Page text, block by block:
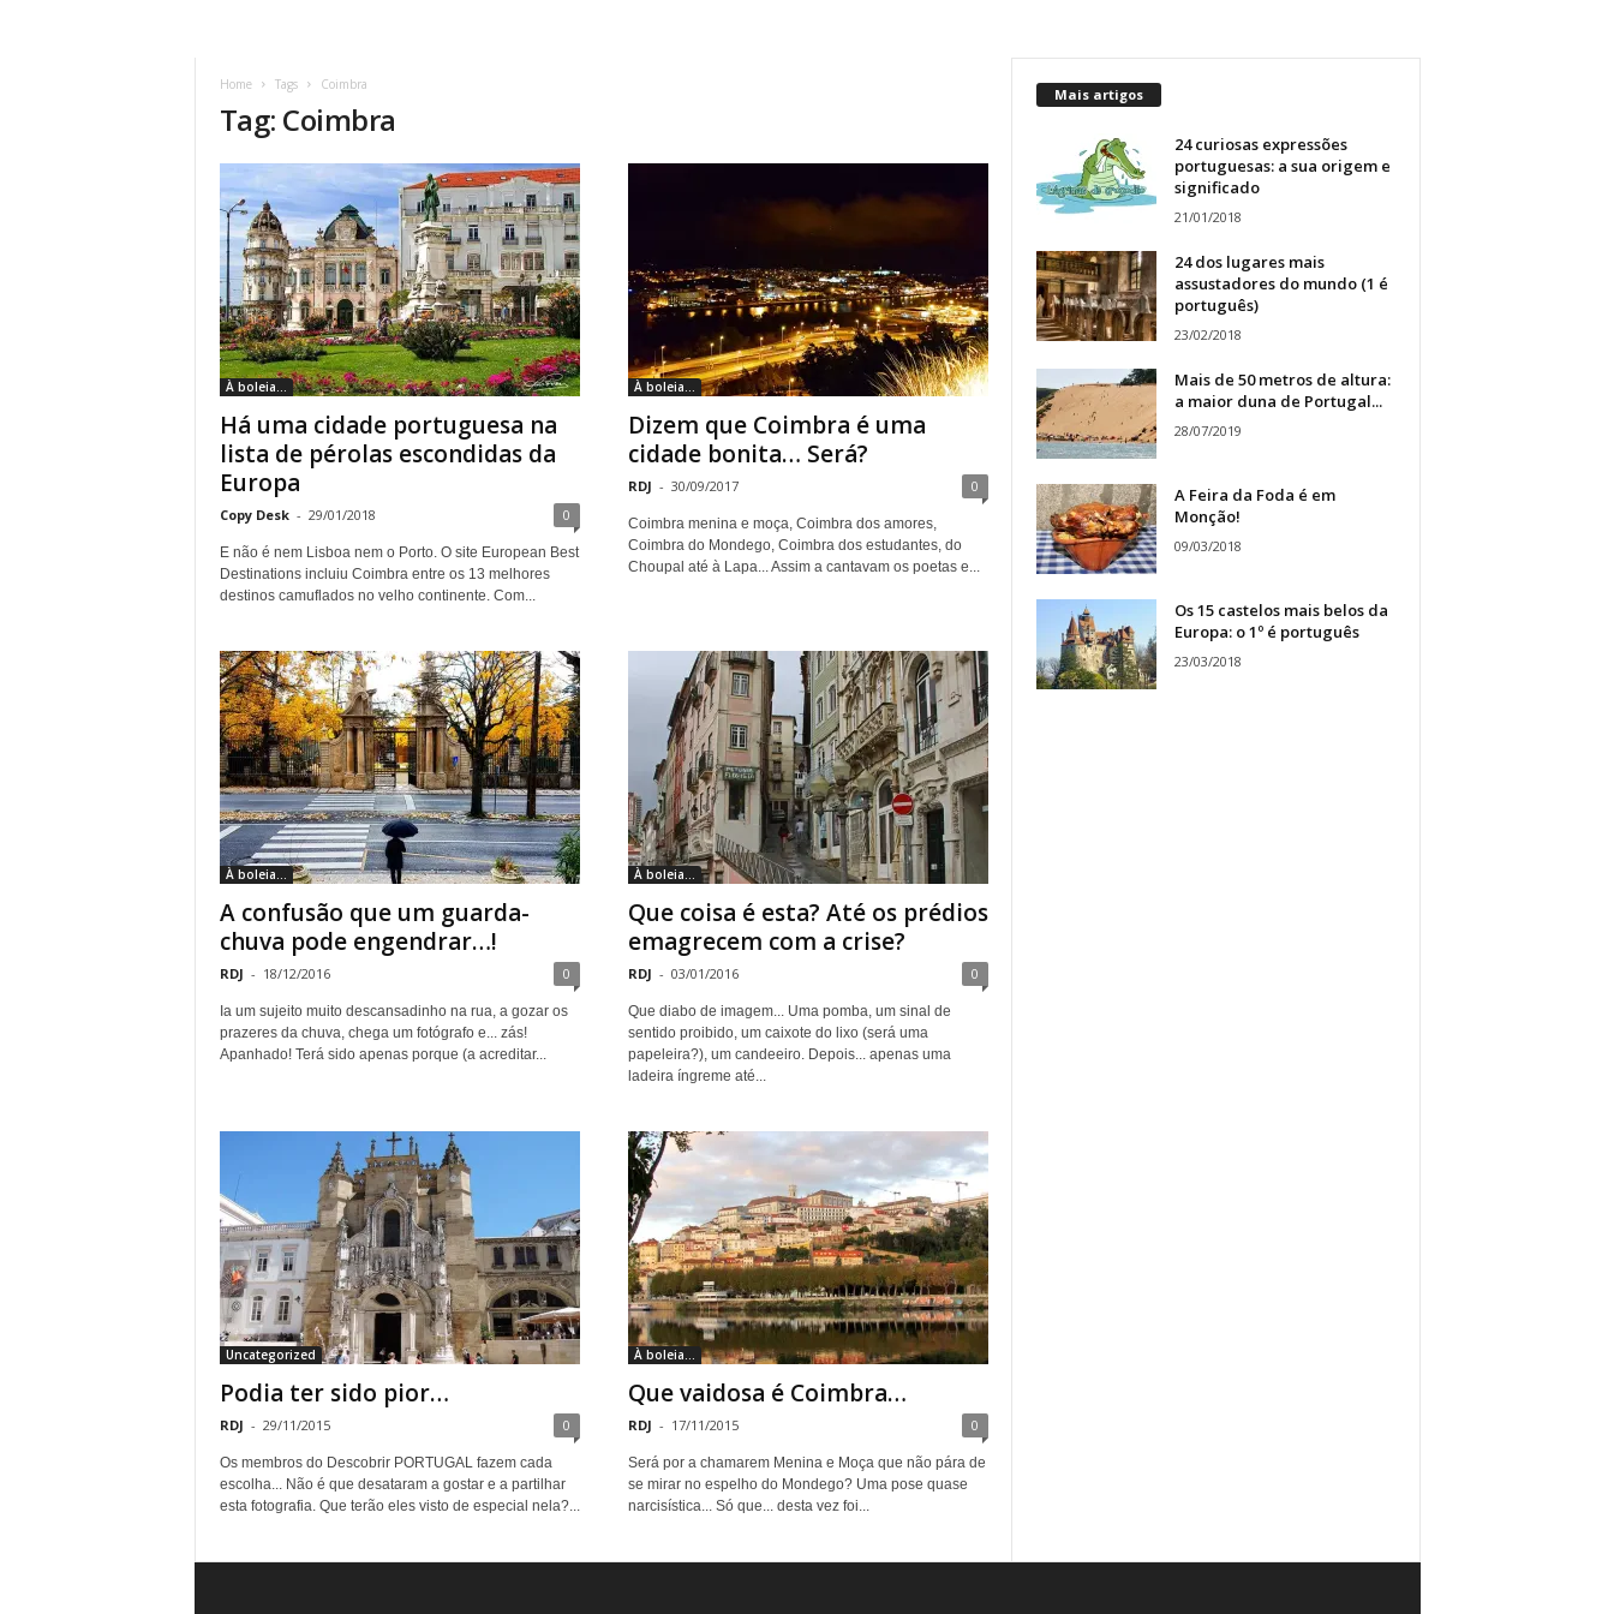
Home Tags Coimbra
Tag: Coimbra
À boleia...
Há uma cidade portuguesa na
lista de pérolas escondidas da
Europa
Copy Desk - 29/01/2018 0
E não é nem Lisboa nem o Porto. O site European Best
Destinations incluiu Coimbra entre os 13 melhores
destinos camuflados no velho continente. Com...
À boleia...
Dizem que Coimbra é uma
cidade bonita… Será?
RDJ - 30/09/2017 0
Coimbra menina e moça, Coimbra dos amores,
Coimbra do Mondego, Coimbra dos estudantes, do
Choupal até à Lapa... Assim a cantavam os poetas e...
À boleia...
A confusão que um guarda-
chuva pode engendrar…!
RDJ - 18/12/2016 0
Ia um sujeito muito descansadinho na rua, a gozar os
prazeres da chuva, chega um fotógrafo e... zás!
Apanhado! Terá sido apenas porque (a acreditar...
À boleia...
Que coisa é esta? Até os prédios
emagrecem com a crise?
RDJ - 03/01/2016 0
Que diabo de imagem... Uma pomba, um sinal de
sentido proibido, um caixote do lixo (será uma
papeleira?), um candeeiro. Depois... apenas uma
ladeira íngreme até...
Uncategorized
Podia ter sido pior…
RDJ - 29/11/2015 0
Os membros do Descobrir PORTUGAL fazem cada
escolha... Não é que desataram a gostar e a partilhar
esta fotografia. Que terão eles visto de especial nela?...
À boleia...
Que vaidosa é Coimbra…
RDJ - 17/11/2015 0
Será por a chamarem Menina e Moça que não pára de
se mirar no espelho do Mondego? Uma pose quase
narcisística... Só que... desta vez foi...
Mais artigos
24 curiosas expressões
portuguesas: a sua origem e
significado
21/01/2018
24 dos lugares mais
assustadores do mundo (1 é
português)
23/02/2018
Mais de 50 metros de altura:
a maior duna de Portugal...
28/07/2019
A Feira da Foda é em
Monção!
09/03/2018
Os 15 castelos mais belos da
Europa: o 1º é português
23/03/2018